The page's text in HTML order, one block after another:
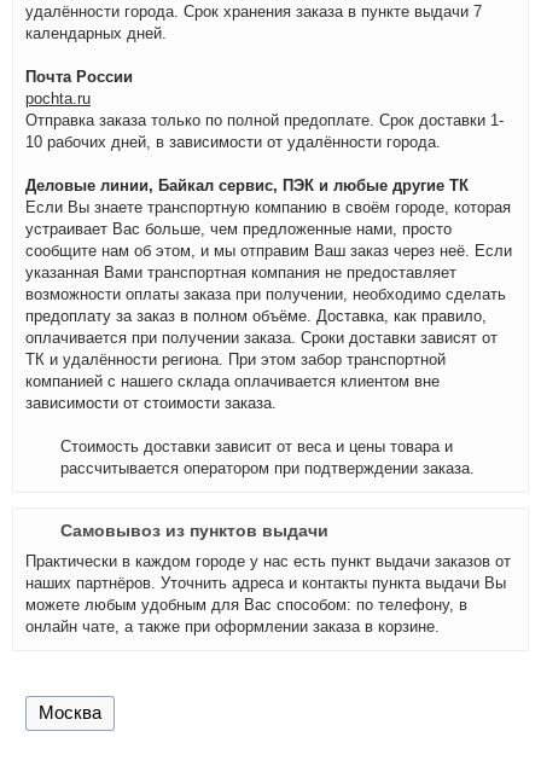
удалённости города. Срок хранения заказа в пункте выдачи 7
календарных дней.
Почта России
pochta.ru
Отправка заказа только по полной предоплате. Срок доставки 1-
10 рабочих дней, в зависимости от удалённости города.
Деловые линии, Байкал сервис, ПЭК и любые другие ТК
Если Вы знаете транспортную компанию в своём городе, которая
устраивает Вас больше, чем предложенные нами, просто
сообщите нам об этом, и мы отправим Ваш заказ через неё. Если
указанная Вами транспортная компания не предоставляет
возможности оплаты заказа при получении, необходимо сделать
предоплату за заказ в полном объёме. Доставка, как правило,
оплачивается при получении заказа. Сроки доставки зависят от
ТК и удалённости региона. При этом забор транспортной
компанией с нашего склада оплачивается клиентом вне
зависимости от стоимости заказа.
Стоимость доставки зависит от веса и цены товара и
рассчитывается оператором при подтверждении заказа.
Самовывоз из пунктов выдачи
Практически в каждом городе у нас есть пункт выдачи заказов от
наших партнёров. Уточнить адреса и контакты пункта выдачи Вы
можете любым удобным для Вас способом: по телефону, в
онлайн чате, а также при оформлении заказа в корзине.
Москва